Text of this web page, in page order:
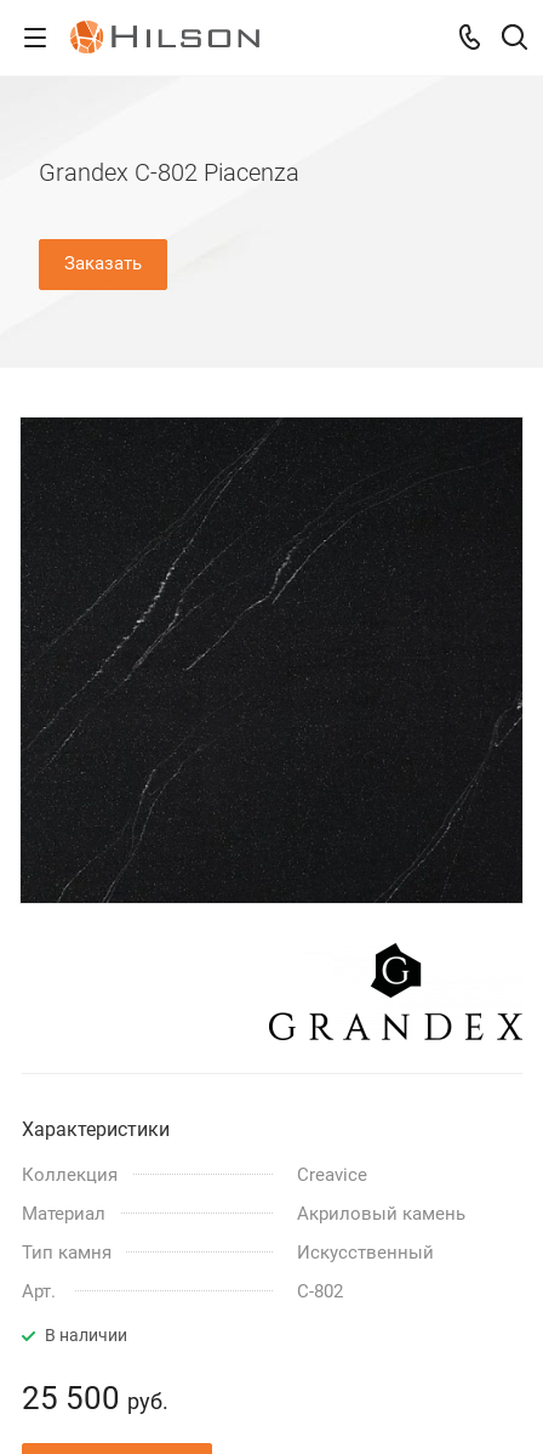
Grandex C-802 Piacenza
Заказать
Характеристики
Коллекция
Creavice
Материал
Акриловый камень
Тип камня
Искусственный
Арт.
C-802
В наличии
25 500 руб.